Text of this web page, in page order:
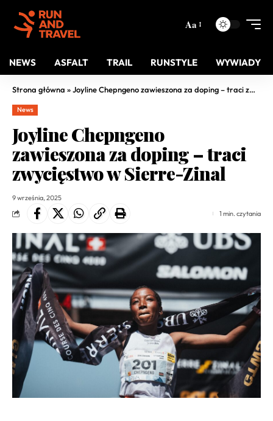
Aa
NEWS ASFALT TRAIL RUNSTYLE WYWIADY
Strona główna »Joyline Chepngeno zawieszona za doping – traci zwycięstwo w Sierre-Zinal
News
Joyline Chepngeno
zawieszona za doping – traci
zwycięstwo w Sierre-Zinal
9 września, 2025
1 min. czytania